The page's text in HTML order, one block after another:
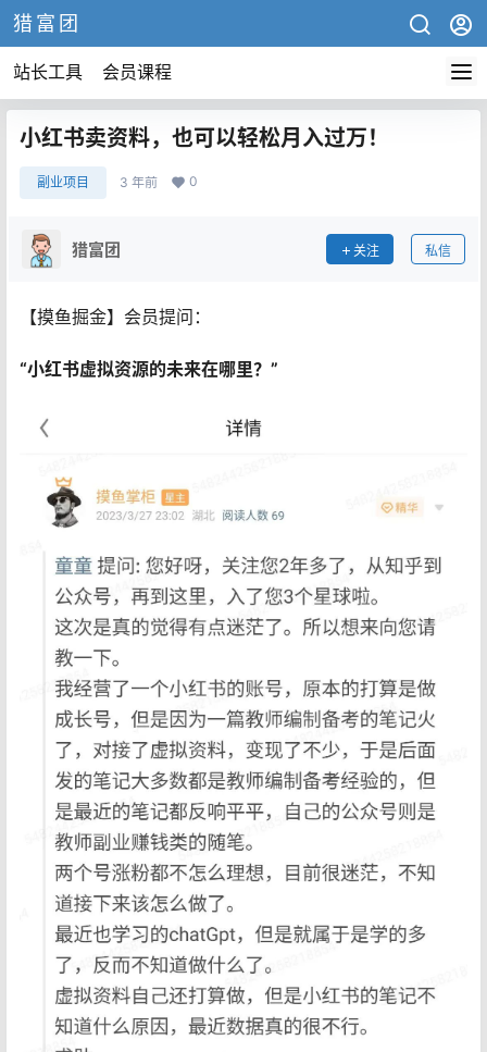
猎富团
站长工具 会员课程
小红书卖资料，也可以轻松月入过万！
副业项目 3 年前 0
猎富团 关注 私信
【摸鱼掘金】会员提问：
“小红书虚拟资源的未来在哪里？”